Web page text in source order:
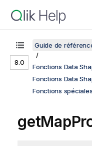
8.0
Guide de
Fonctions Data
Fonctions Data
Fonctions spéciales